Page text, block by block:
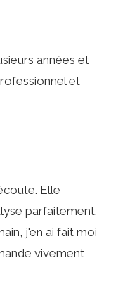
années et
et
Elle
parfaitement.
j'en ai fait moi
vivement